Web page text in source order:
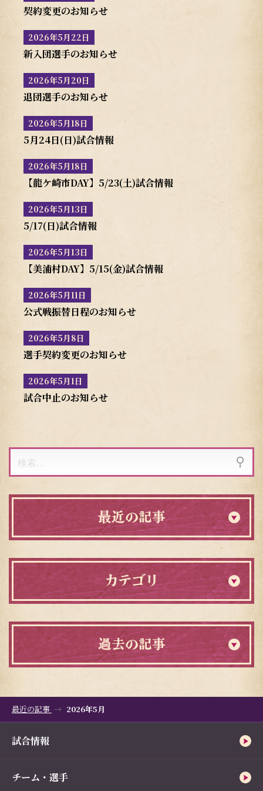
契約変更のお知らせ
2026年5月22日
新入団選手のお知らせ
2026年5月20日
退団選手のお知らせ
2026年5月18日
5月24日(日)試合情報
2026年5月18日
【龍ケ崎市DAY】5/23(土)試合情報
2026年5月13日
5/17(日)試合情報
2026年5月13日
【美浦村DAY】5/15(金)試合情報
2026年5月11日
公式戦振替日程のお知らせ
2026年5月8日
選手契約変更のお知らせ
2026年5月1日
試合中止のお知らせ
索:
最近の記事
カテゴリ
過去の記事
最近の記事 2026年5月
試合情報
チーム・選手